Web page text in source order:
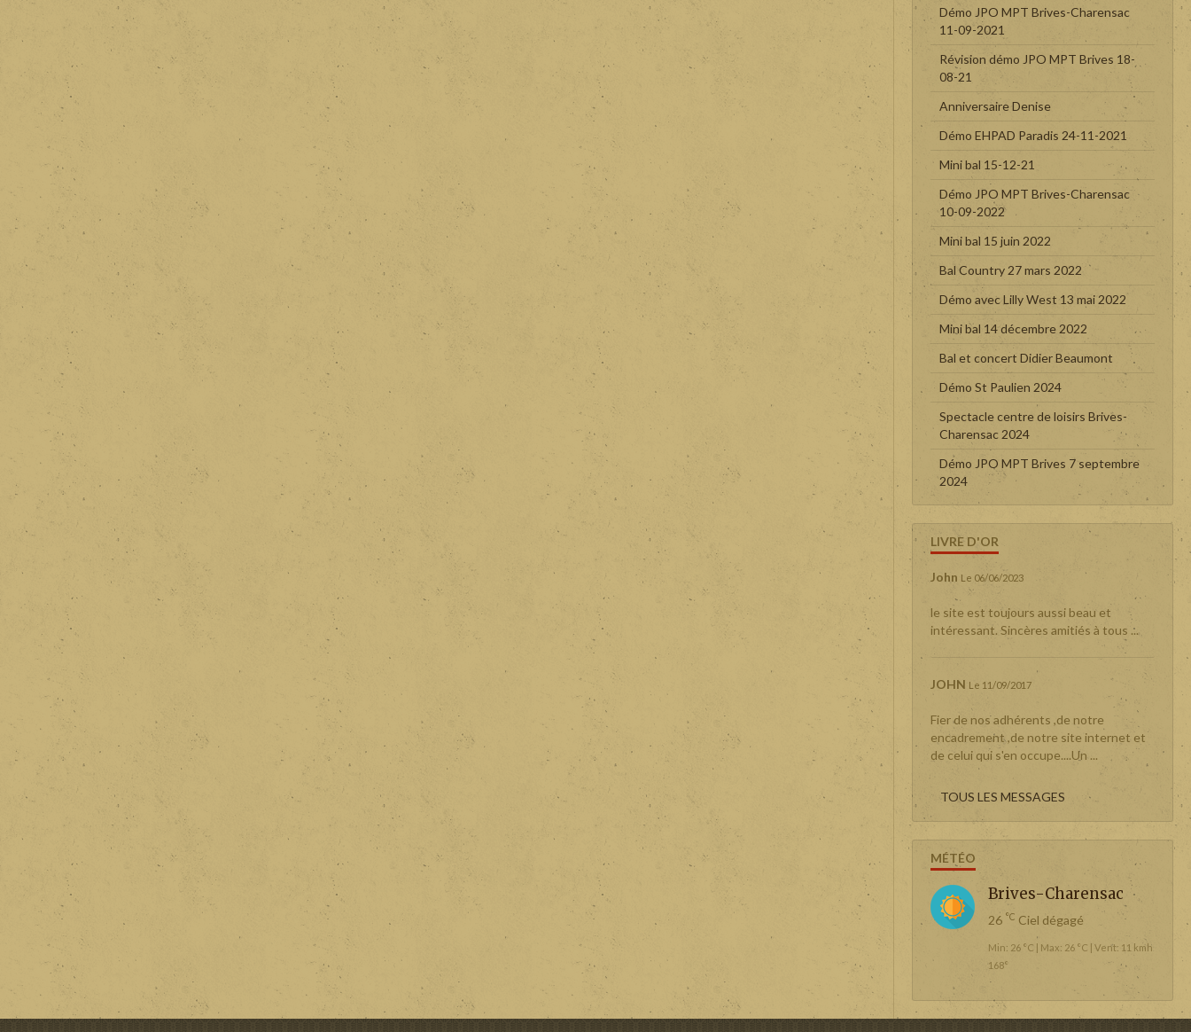
Démo JPO MPT Brives-Charensac
11-09-2021
Révision démo JPO MPT Brives 18-
08-21
Anniversaire Denise
Démo EHPAD Paradis 24-11-2021
Mini bal 15-12-21
Démo JPO MPT Brives-Charensac
10-09-2022
Mini bal 15 juin 2022
Bal Country 27 mars 2022
Démo avec Lilly West 13 mai 2022
Mini bal 14 décembre 2022
Bal et concert Didier Beaumont
Démo St Paulien 2024
Spectacle centre de loisirs Brives-
Charensac 2024
Démo JPO MPT Brives 7 septembre
2024
LIVRE D'OR
John Le 06/06/2023
le site est toujours aussi beau et
intéressant. Sincères amitiés à tous ...
JOHN Le 11/09/2017
Fier de nos adhérents ,de notre
encadrement ,de notre site internet et
de celui qui s'en occupe....Un ...
TOUS LES MESSAGES
MÉTÉO
Brives-Charensac
26 °C Ciel dégagé
Min: 26 °C | Max: 26 °C | Vent: 11 kmh
168°